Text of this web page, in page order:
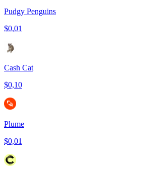
Pudgy Penguins
$0,01
Cash Cat
$0,10
Plume
$0,01